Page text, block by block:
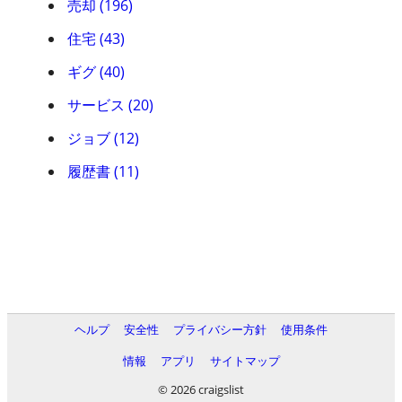
売却 (196)
住宅 (43)
ギグ (40)
サービス (20)
ジョブ (12)
履歴書 (11)
ヘルプ 安全性 プライバシー方針
使用条件
情報
アプリ
サイトマップ
© 2026 craigslist